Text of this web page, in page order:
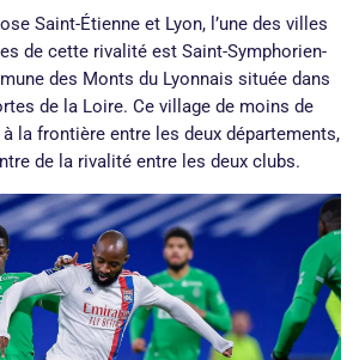
Saint-Étienne et Lyon, l’une des villes
de cette rivalité est Saint-Symphorien-
des Monts du Lyonnais située dans
de la Loire. Ce village de moins de
la frontière entre les deux départements,
de la rivalité entre les deux clubs.